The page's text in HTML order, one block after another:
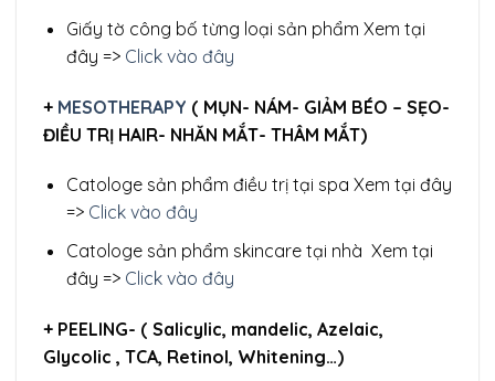
Giấy tờ công bố từng loại sản phẩm Xem tại
đây => Click vào đây
+ MESOTHERAPY ( MỤN- NÁM- GIẢM BÉO – SẸO-
ĐIỀU TRỊ HAIR- NHĂN MẮT- THÂM MẮT)
Catologe sản phẩm điều trị tại spa Xem tại đây
=> Click vào đây
Catologe sản phẩm skincare tại nhà Xem tại
đây => Click vào đây
+ PEELING- ( Salicylic, mandelic, Azelaic,
Glycolic , TCA, Retinol, Whitening…)